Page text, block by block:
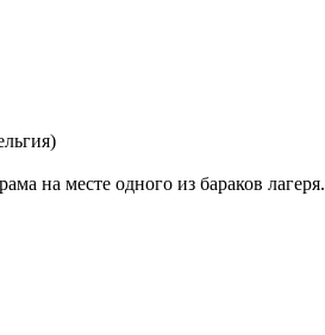
на месте одного из бараков лагеря.